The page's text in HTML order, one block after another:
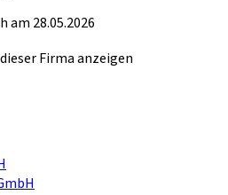
am 28.05.2026
Firma anzeigen